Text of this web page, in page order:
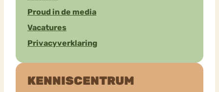
Proud in de media
Vacatures
Privacyverklaring
KENNISCENTRUM